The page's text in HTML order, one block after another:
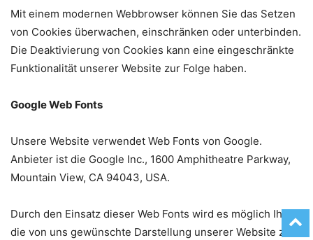
Mit einem modernen Webbrowser können Sie das Setzen
von Cookies überwachen, einschränken oder unterbinden.
Die Deaktivierung von Cookies kann eine eingeschränkte
Funktionalität unserer Website zur Folge haben.
Google Web Fonts
Unsere Website verwendet Web Fonts von Google.
Anbieter ist die Google Inc., 1600 Amphitheatre Parkway,
Mountain View, CA 94043, USA.
Durch den Einsatz dieser Web Fonts wird es möglich Ihnen
die von uns gewünschte Darstellung unserer Website zu